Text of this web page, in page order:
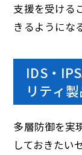
支援を受ける
きるようにな
IDS・
リティ製
多層防御を実
しておきたい